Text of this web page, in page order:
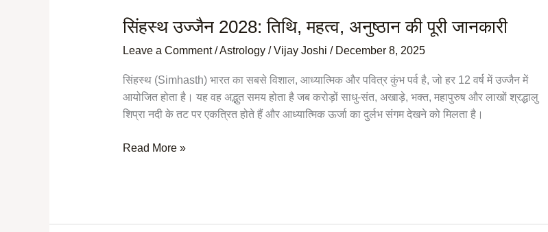
सिंहस्थ उज्जैन 2028: तिथि, महत्व, अनुष्ठान की पूरी जानकारी
Leave a Comment /Astrology/Vijay Joshi / December 8, 2025
सिंहस्थ (Simhasth) भारत का सबसे विशाल, आध्यात्मिक और पवित्र कुंभ पर्व है, जो हर 12 वर्ष में उज्जैन में
आयोजित होता है। यह वह अद्भुत समय होता है जब करोड़ों साधु-संत, अखाड़े, भक्त, महापुरुष और लाखों श्रद्धालु
शिप्रा नदी के तट पर एकत्रित होते हैं और आध्यात्मिक ऊर्जा का दुर्लभ संगम देखने को मिलता है।
सिंहस्थ
तिथि,
महत्व,
अनुष्ठान
पूरी
Read More »